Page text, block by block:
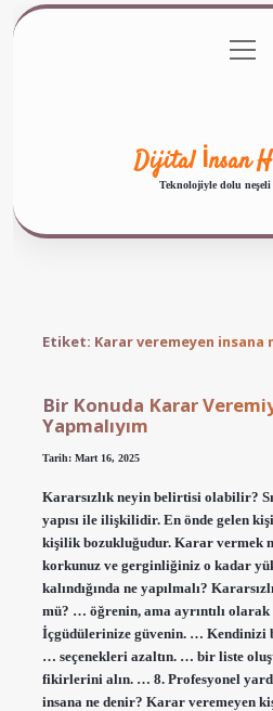
Gizlilik
menüyü
aç
Dijital İnsan
Teknolojiyle dolu neşeli
Etiket: Karar veremeyen insana
Bir Konuda Karar
Yapmalıyım
Tarih: Mart 16, 2025
Kararsızlık neyin belirtisi olabilir?
yapısı ile ilişkilidir. En önde gelen
kişilik bozukluğudur. Karar vermek
korkunuz ve gerginliğiniz o kadar
kalındığında ne yapılmalı?
mü? … öğrenin, ama ayrıntılı
İçgüdülerinize güvenin. … Kendinizi
… seçenekleri azaltın. … bir liste
fikirlerini alın. … 8. Profesyonel
insana ne denir? Karar veremeyen